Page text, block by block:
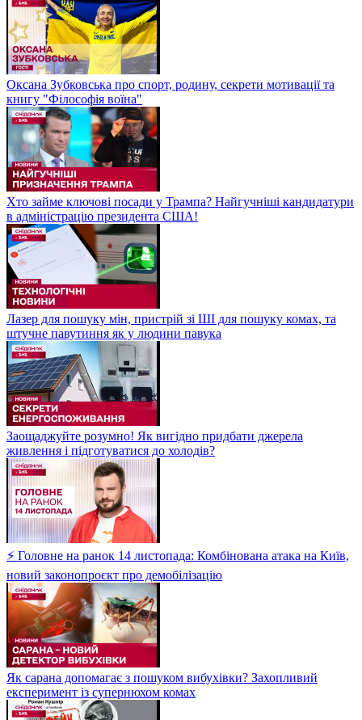
Оксана Зубковська про спорт, родину, секрети мотивації та
книгу "Філософія воїна"
Хто займе ключові посади у Трампа? Найгучніші кандидатури
в адміністрацію президента США!
Лазер для пошуку мін, пристрій зі ШІ для пошуку комах, та
штучне павутиння як у людини павука
Заощаджуйте розумно! Як вигідно придбати джерела
живлення і підготуватися до холодів?
⚡ Головне на ранок 14 листопада: Комбінована атака на Київ,
новий законопроєкт про демобілізацію
Як сарана допомагає з пошуком вибухівки? Захопливий
експеримент із супернюхом комах